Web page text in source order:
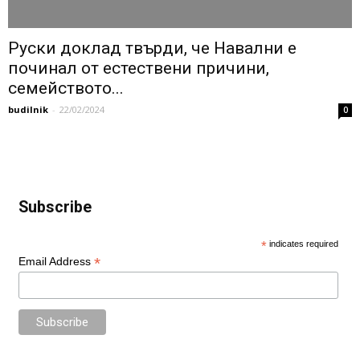
Руски доклад твърди, че Навални е
починал от естествени причини,
семейството...
budilnik - 22/02/2024 0
Subscribe
* indicates required
Email Address *